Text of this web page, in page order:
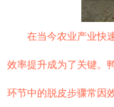
在当今农业产业快
效率提升成为了关键。
环节中的脱皮步骤常因